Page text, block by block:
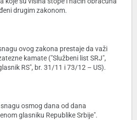
drugim zakonom.
ovog zakona prestaje da važi
kamate ("Službeni list SRJ",
RS", br. 31/11 i 73/12 – US).
osmog dana od dana
glasniku Republike Srbije".